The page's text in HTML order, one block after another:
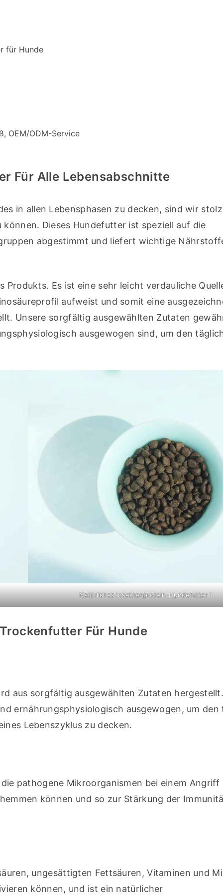
für Hunde
OEM/ODM-Service
Für Alle Lebensabschnitte
in allen Lebensphasen zu decken, sind wir
Dieses Hundefutter ist speziell auf die
abgestimmt und liefert wichtige
Es ist eine sehr leicht verdauliche
aufweist und somit eine
Unsere sorgfältig ausgewählten Zutaten
ausgewogen sind, um den
Natürliches Insektenprotein-Hundefutter 1
Für Hunde
aus sorgfältig ausgewählten Zutaten
ernährungsphysiologisch ausgewogen, um den
Lebenszyklus zu decken.
pathogene Mikroorganismen bei einem Angriff
können und so zur Stärkung der
ungesättigten Fettsäuren, Vitaminen und
können, und ist ein natürlicher